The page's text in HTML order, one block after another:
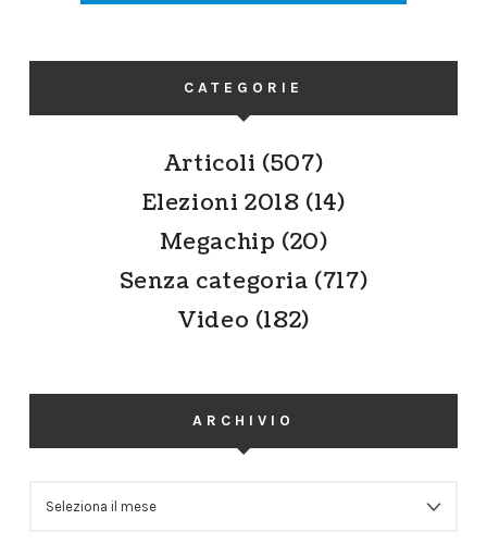
CATEGORIE
Articoli (507)
Elezioni 2018 (14)
Megachip (20)
Senza categoria (717)
Video (182)
ARCHIVIO